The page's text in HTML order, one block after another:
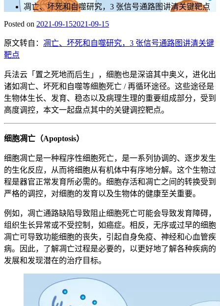
凋亡、坏死和自噬研究，3 张信号通路图讲清关键靶点
Posted on 2021-09-152021-09-15
原文转自： 凋亡、坏死和自噬研究，3 张信号通路图讲清关键
靶点
兵法云「置之死地而后生」，细胞也是深谙其中奥义，进化出
诸如凋亡、坏死和自噬等细胞死亡 / 再循环途径。这些途径是
生物体生长、发育、稳态以及病理生理的重要组成部分，受到
高度调控，本文一起盘点其中的关键调控靶点。
细胞凋亡（Apoptosis）
细胞凋亡是一种程序性细胞死亡，是一系列协调的、逐步发生
的生化反应，从而将细胞从有机体中有序地分解。这个生物过
程是器官正常发育所必需的。细胞存活和凋亡之间的转换受到
严格的调控，对细胞的发育以及生物体的健康至关重要。
例如，凋亡通路缺陷导致阻止细胞死亡可能会导致发育障碍，
组织生长异常或不受控制，如癌症。相反，无序或过早的细胞
凋亡可导致功能细胞的丧失，引起自身免疫、神经和心血管疾
病。因此，了解凋亡过程是必要的，以更好地了解各种疾病的
发展和发现潜在的治疗目标。